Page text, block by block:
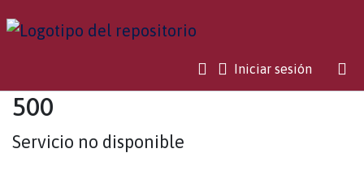
Iniciar sesión(current)
500
Servicio no disponible